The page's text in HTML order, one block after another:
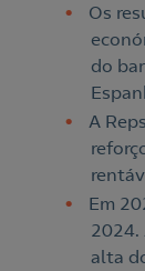
Os
do
A
Em
2024.
alta